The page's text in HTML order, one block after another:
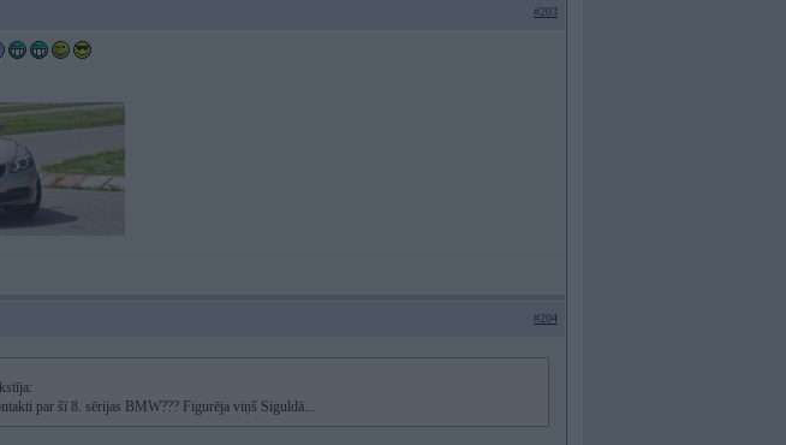
#203
#204
par šī 8. sērijas BMW??? Figurēja viņš Siguldā...